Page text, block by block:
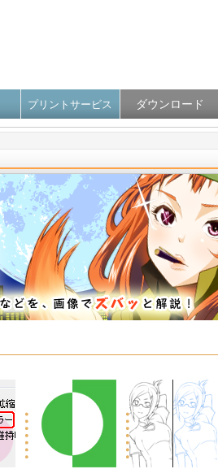
プリントサービス ダウンロード